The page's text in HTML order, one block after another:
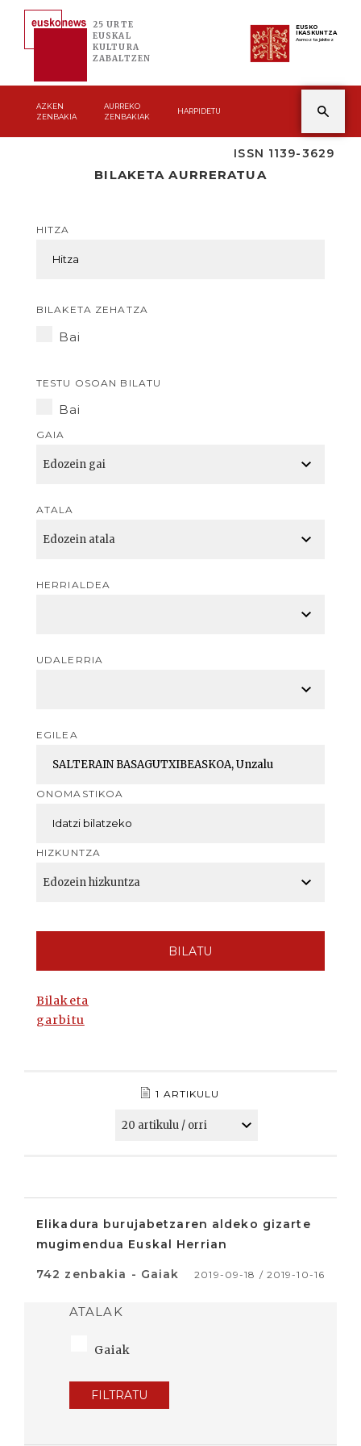
25 URTE
EUSKAL
KULTURA
ZABALTZEN
EUSKO
IKASKUNTZA
Asmoz ta jakitez
AZKEN
ZENBAKIA
AURREKO
ZENBAKIAK
HARPIDETU
ISSN 1139-3629
BILAKETA AURRERATUA
HITZA
BILAKETA ZEHATZA
Bai
TESTU OSOAN BILATU
Bai
GAIA
ATALA
HERRIALDEA
UDALERRIA
EGILEA
ONOMASTIKOA
HIZKUNTZA
BILATU
Bilaketa
garbitu
1 ARTIKULU
Elikadura burujabetzaren aldeko gizarte
mugimendua Euskal Herrian
742 zenbakia - Gaiak 2019-09-18 / 2019-10-16
ATALAK
Gaiak
FILTRATU